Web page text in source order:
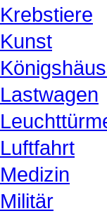
Krebstiere
Kunst
Lastwagen
Luftfahrt
Medizin
Militär